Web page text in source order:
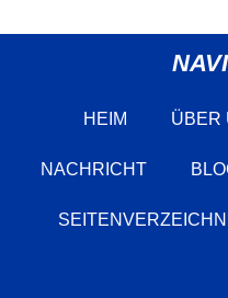
HEIM ÜBER
NACHRICHT